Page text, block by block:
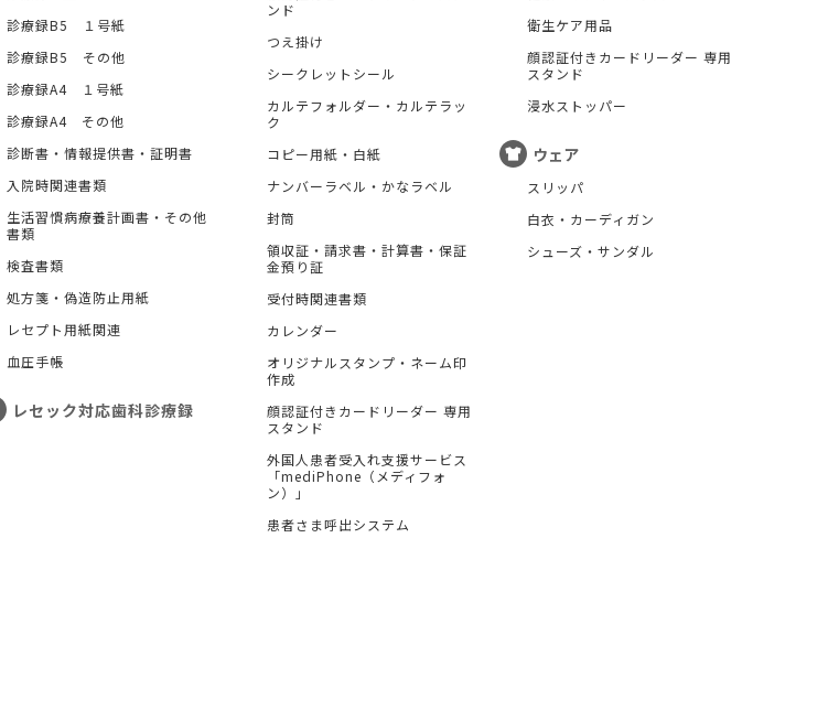
診療録B5 １号紙
診療録B5 その他
診療録A4 １号紙
診療録A4 その他
診断書・情報提供書・証明書
入院時関連書類
生活習慣病療養計画書・その他
書類
検査書類
処方箋・偽造防止用紙
レセプト用紙関連
血圧手帳
レセック対応歯科診療録
ンド
つえ掛け
シークレットシール
カルテフォルダー・カルテラッ
ク
コピー用紙・白紙
ナンバーラベル・かなラベル
封筒
領収証・請求書・計算書・保証
金預り証
受付時関連書類
カレンダー
オリジナルスタンプ・ネーム印
作成
顔認証付きカードリーダー 専用
スタンド
外国人患者受入れ支援サービス
「mediPhone（メディフォ
ン）」
患者さま呼出システム
衛生ケア用品
顔認証付きカードリーダー 専用
スタンド
浸水ストッパー
ウェア
スリッパ
白衣・カーディガン
シューズ・サンダル